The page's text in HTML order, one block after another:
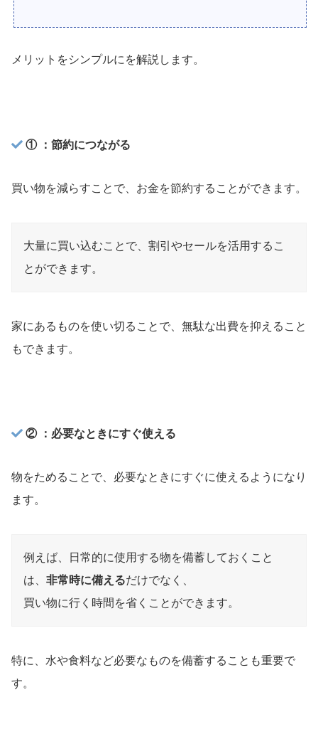
メリットをシンプルにを解説します。
① ：節約につながる
買い物を減らすことで、お金を節約することができます。
大量に買い込むことで、割引やセールを活用するこ
とができます。
家にあるものを使い切ることで、無駄な出費を抑えること
もできます。
② ：必要なときにすぐ使える
物をためることで、必要なときにすぐに使えるようになり
ます。
例えば、日常的に使用する物を備蓄しておくこと
は、 非常時に備えるだけでなく、
買い物に行く時間を省くことができます。
特に、水や食料など必要なものを備蓄することも重要で
す。